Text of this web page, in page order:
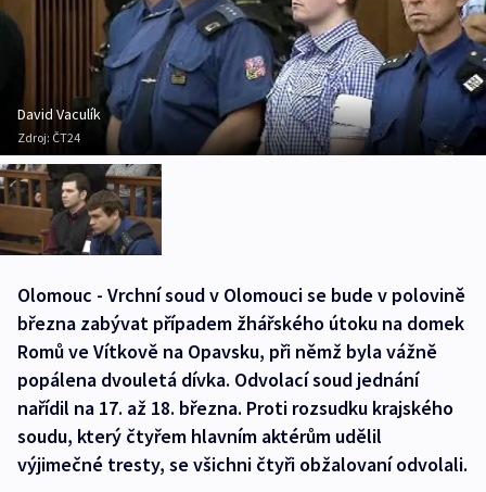
David Vaculík
Zdroj: ČT24
Olomouc - Vrchní soud v Olomouci se bude v polovině
března zabývat případem žhářského útoku na domek
Romů ve Vítkově na Opavsku, při němž byla vážně
popálena dvouletá dívka. Odvolací soud jednání
nařídil na 17. až 18. března. Proti rozsudku krajského
soudu, který čtyřem hlavním aktérům udělil
výjimečné tresty, se všichni čtyři obžalovaní odvolali.